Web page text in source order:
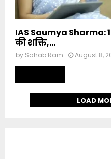
IAS Saumya Sharma:
की शक्ति,...
by Sahab Ram August 8,
LOAD